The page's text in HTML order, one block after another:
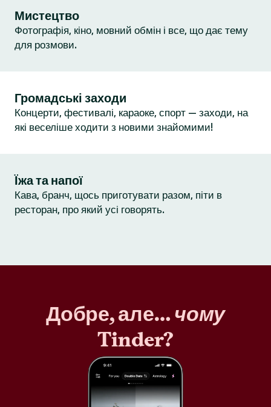
Мистецтво
Фотографія, кіно, мовний обмін і все, що дає тему
для розмови.
Громадські заходи
Концерти, фестивалі, караоке, спорт — заходи, на
які веселіше ходити з новими знайомими!
Їжа та напої
Кава, бранч, щось приготувати разом, піти в
ресторан, про який усі говорять.
Добре, але…чому
Tinder?